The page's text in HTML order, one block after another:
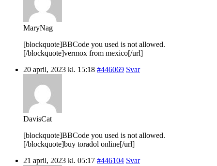
MaryNag
[blockquote]BBCode you used is not allowed.
[/blockquote]vermox from mexico[/url]
20 april, 2023 kl. 15:18 #446069 Svar
DavisCat
[blockquote]BBCode you used is not allowed.
[/blockquote]buy toradol online[/url]
21 april, 2023 kl. 05:17 #446104 Svar